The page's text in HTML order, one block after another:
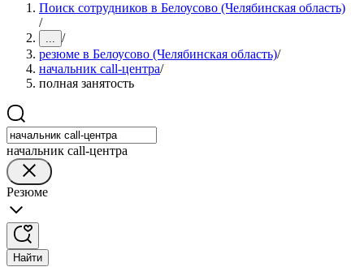
Поиск сотрудников в Белоусово (Челябинская область)
/
... /
резюме в Белоусово (Челябинская область)/
начальник call-центра/
полная занятость
начальник call-центра
Резюме
Найти